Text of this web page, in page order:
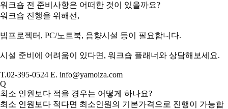
워크숍 전 준비사항은 어떠한 것이 있을까요?
워크숍 진행을 위해선,
빔프로젝터, PC/노트북, 음향시설 등이 필요합니다.
시설 준비에 어려움이 있다면, 워크숍 플래너와 상담해보세요.
T.02-395-0524 E. info@yamoiza.com
Q
최소 인원보다 적을 경우는 어떻게 하나요?
최소 인원보다 적다면 최소인원의 기본가격으로 진행이 가능합